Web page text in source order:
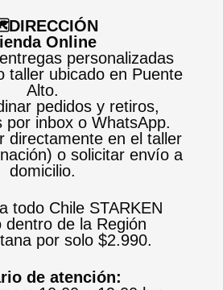
Online
personalizadas
taller ubicado en Puente
Alto.
pedidos y retiros,
por inbox o WhatsApp.
directamente en el taller
o solicitar envío a
domicilio.
todo Chile STARKEN
dentro de la Región
por solo $2.990.
de atención: